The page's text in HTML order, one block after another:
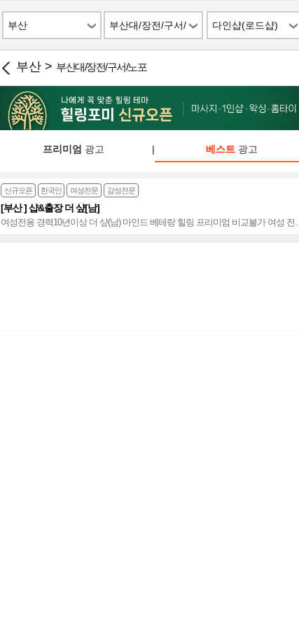
부산
부산대/장전/구서/
노포
다인샵(로드샵)
부산 > 부산대/장전/구서/노포
프리미엄 광고 | 베스트광고
신규오픈 한국인 여성전문 감성전문
[부산 ] 샵&출장 더 샾[남]
여성전용 경력10년이상 더 샾(남) 마인드 베테랑 힐링 프리미엄 비교불가 여성 전문
테라피, 누구도 따라올 수 없는 부산 최강의 여성전용~♥